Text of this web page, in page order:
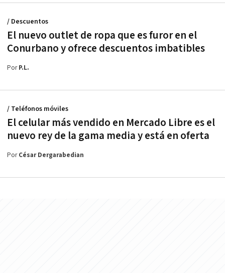
El nuevo outlet de ropa que es furor en el
Conurbano y ofrece descuentos imbatibles
/ Descuentos
PorP.L.
El celular más vendido en Mercado Libre es el
nuevo rey de la gama media y está en oferta
/ Teléfonos móviles
PorCésar Dergarabedian